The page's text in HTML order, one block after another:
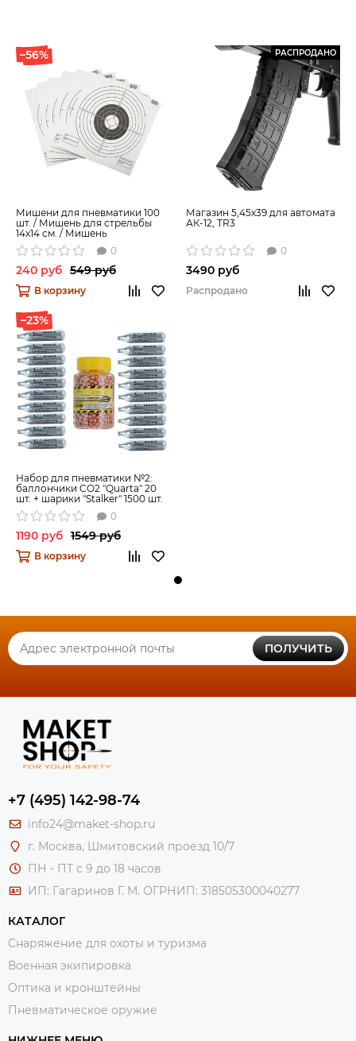
телефону или написать письмо на e-mail.
–56%
Мишени для пневматики 100
шт. / Мишень для стрельбы
14x14 см. / Мишень
пристрелочная
0
240 руб 549 руб
В корзину
–23%
Набор для пневматики №2:
баллончики CO2 "Quarta" 20
шт. + шарики "Stalker" 1500 шт.
0
1190 руб 1549 руб
В корзину
РАСПРОДАНО
Магазин 5,45x39 для автомата
АК-12, TR3
0
3490 руб
Распродано
ПОЛУЧИТЬ
+7 (495) 142-98-74
info24@maket-shop.ru
г. Москва, Шмитовский проезд 10/7
ПН - ПТ с 9 до 18 часов
ИП: Гагаринов Г. М. ОГРНИП: 318505300040277
КАТАЛОГ
Снаряжение для охоты и туризма
Военная экипировка
Оптика и кронштейны
Пневматическое оружие